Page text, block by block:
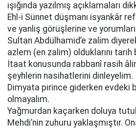
ışığında yazılmış açıklamaları
Ehl-i Sünnet düşmanı isyankâr
ve yanlış görüşlerine ve
Sultan Abdülhamid’e zalim
azlem (en zalim) olduklarını
İtaat konusunda rabbanî rasih
şeyhlerin nasihatlerini dinleyelim.
Dimyata pirince giderken evdeki
olmayalım.
Yağmurdan kaçarken doluya
Mehdi’nin zuhuru yaklaşmıştır.